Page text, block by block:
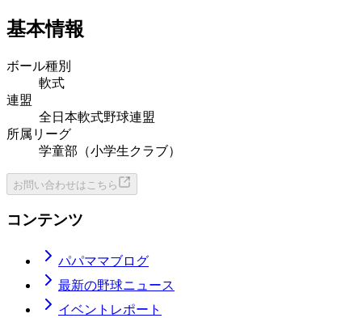
基本情報
ボール種別
軟式
連盟
全日本軟式野球連盟
所属リーグ
学童部（小学生クラブ）
お問い合わせはこちら
コンテンツ
パパママブログ
最新の野球ニュース
イベントレポート